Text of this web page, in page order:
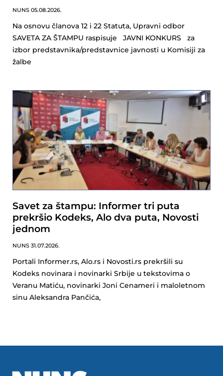
NUNS 05.08.2026.
Na osnovu članova 12 i 22 Statuta, Upravni odbor
SAVETA ZA ŠTAMPU raspisuje JAVNI KONKURS za
izbor predstavnika/predstavnice javnosti u Komisiji za
žalbe
Savet za štampu: Informer tri puta
prekršio Kodeks, Alo dva puta, Novosti
jednom
NUNS 31.07.2026.
Portali Informer.rs, Alo.rs i Novosti.rs prekršili su
Kodeks novinara i novinarki Srbije u tekstovima o
Veranu Matiću, novinarki Joni Cenameri i maloletnom
sinu Aleksandra Pančića,